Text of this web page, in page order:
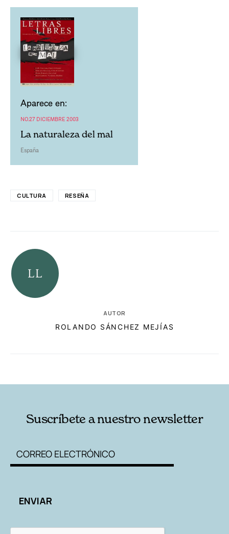
Aparece en:
NO.27 DICIEMBRE 2003
La naturaleza del mal
España
CULTURA RESEÑA
AUTOR
ROLANDO SÁNCHEZ MEJÍAS
Suscríbete a nuestro newsletter